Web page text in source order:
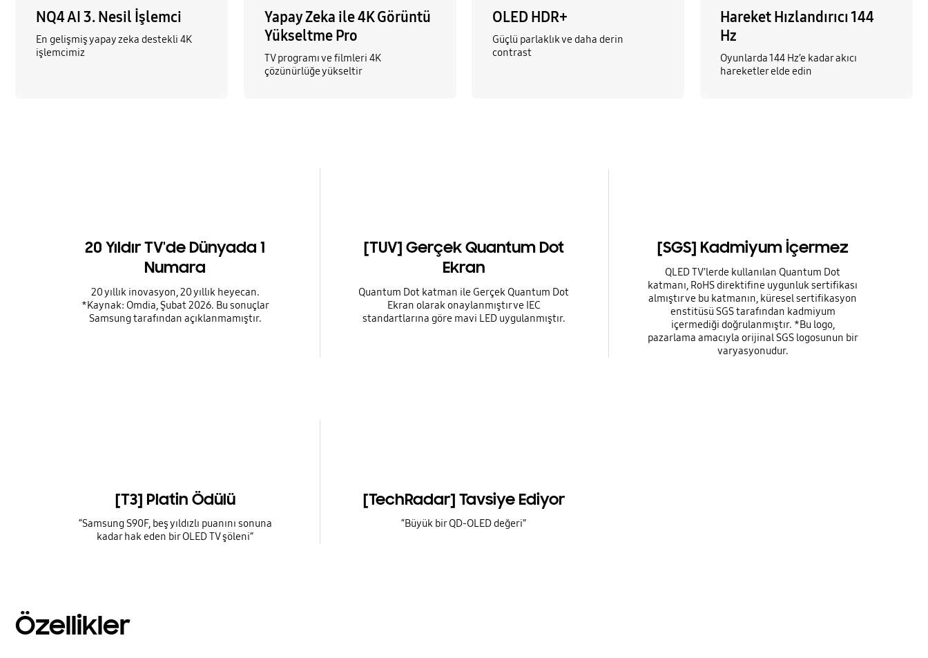
NQ4 AI 3. Nesil İşlemci
En gelişmiş yapay zeka destekli 4K
işlemcimiz
Yapay Zeka ile 4K Görüntü
Yükseltme Pro
TV programı ve filmleri 4K
çözünürlüğe yükseltir
OLED HDR+
Güçlü parlaklık ve daha derin
contrast
Hareket Hızlandırıcı 144
Hz
Oyunlarda 144 Hz’e kadar akıcı
hareketler elde edin
20 Yıldır TV'de Dünyada 1
Numara
20 yıllık inovasyon, 20 yıllık heyecan.
*Kaynak: Omdia, Şubat 2026. Bu sonuçlar
Samsung tarafından açıklanmamıştır.
[TUV] Gerçek Quantum Dot
Ekran
Quantum Dot katman ile Gerçek Quantum Dot
Ekran olarak onaylanmıştır ve IEC
standartlarına göre mavi LED uygulanmıştır.
[SGS] Kadmiyum İçermez
QLED TV’lerde kullanılan Quantum Dot
katmanı, RoHS direktifine uygunluk sertifikası
almıştır ve bu katmanın, küresel sertifikasyon
enstitüsü SGS tarafından kadmiyum
içermediği doğrulanmıştır. *Bu logo,
pazarlama amacıyla orijinal SGS logosunun bir
varyasyonudur.
[T3] Platin Ödülü
“Samsung S90F, beş yıldızlı puanını sonuna
kadar hak eden bir OLED TV şöleni”
[TechRadar] Tavsiye Ediyor
“Büyük bir QD-OLED değeri”
Özellikler